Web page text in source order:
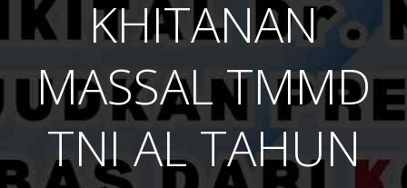
KHITANAN
MASSAL TMMD
TNI AL TAHUN